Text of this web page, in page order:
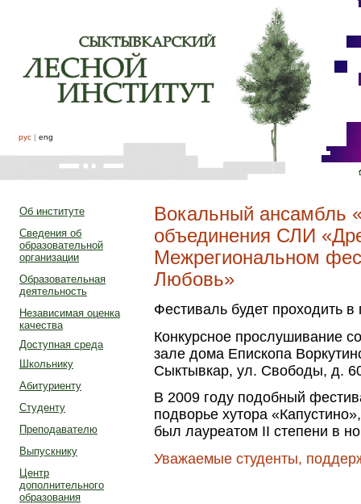
рус | eng
Об институте
Сведения об
образовательной
организации
Образовательная
деятельность
Независимая оценка
качества
Доступная среда
Школьнику
Абитуриенту
Студенту
Преподавателю
Выпускнику
Центр
дополнительного
образования
Вокальный ансамбль
объединения СЛИ
Межрегиональном
Любовь»
Фестиваль будет проходить
Конкурсное прослушивание
зале дома Епископа
Сыктывкар, yл. Свoбoды, д.
В 2009 году подобный
подворье хутора
был лауреатом II степени в
Уважаемые студенты,